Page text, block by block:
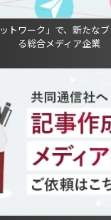
トワーク」で、新たな
る総合メディア企業